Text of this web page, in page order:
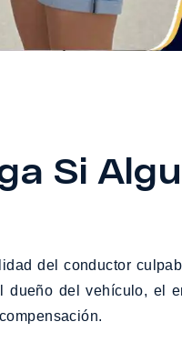
Si
del conductor
dueño del vehículo, el